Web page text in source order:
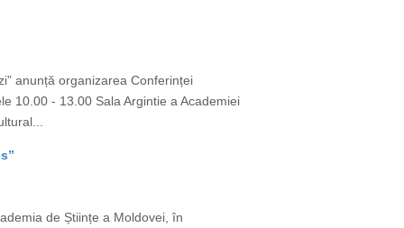
anunță organizarea Conferinței
10.00 - 13.00 Sala Argintie a Academiei
de Științe a Moldovei, în